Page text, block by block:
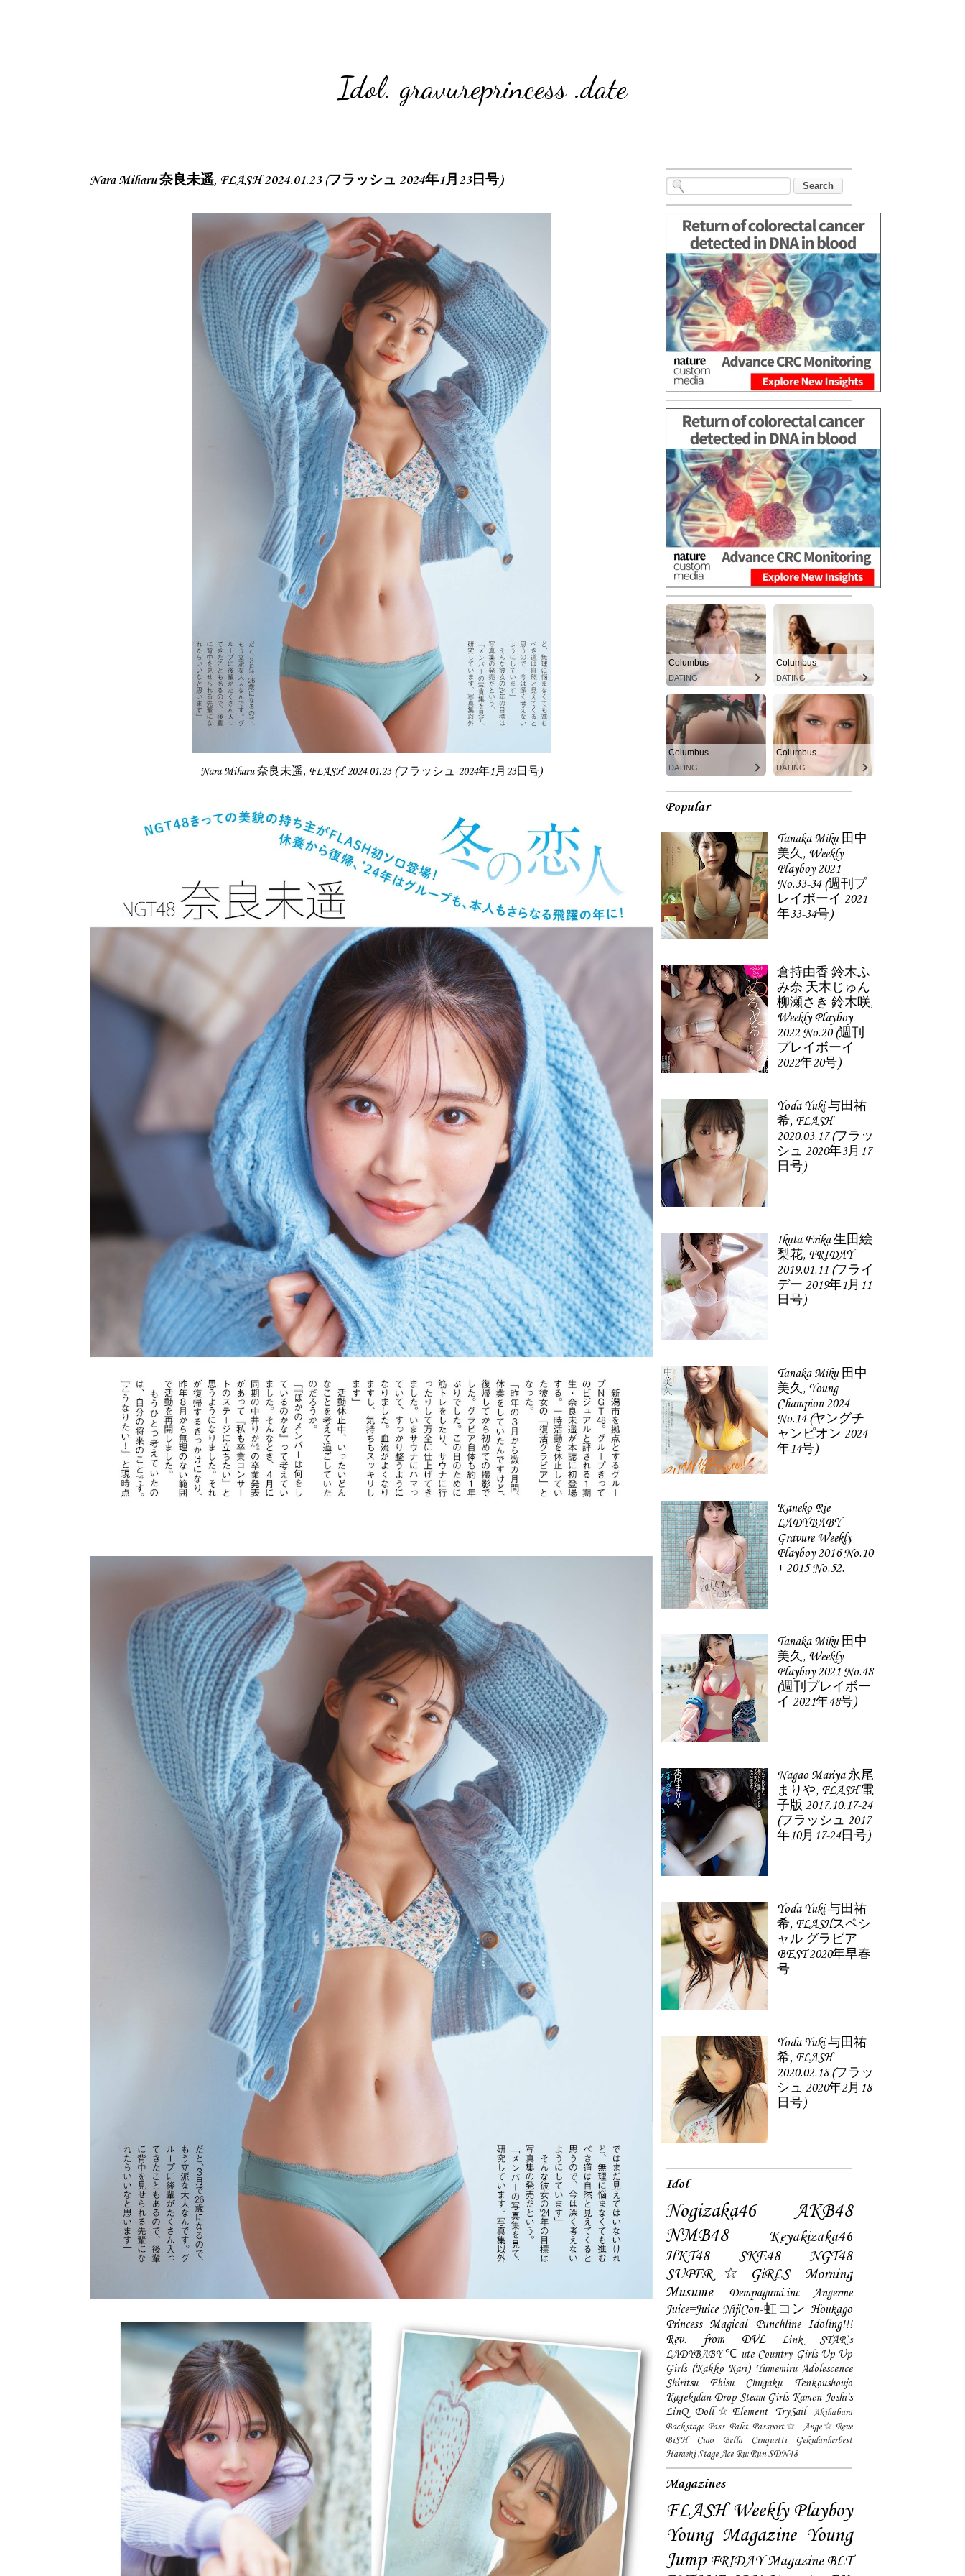
Idol. gravureprincess .date
Nara Miharu 奈良未遥, FLASH 2024.01.23 (フラッシュ 2024年1月23日号)
Nara Miharu 奈良未遥, FLASH 2024.01.23 (フラッシュ 2024年1月23日号)
Columbus
DATING
Columbus
DATING
Columbus
DATING
Columbus
DATING
Popular
Tanaka Miku 田中
美久, Weekly
Playboy 2021
No.33-34 (週刊プ
レイボーイ 2021
年33-34号)
倉持由香 鈴木ふ
み奈 天木じゅん
柳瀬さき 鈴木咲,
Weekly Playboy
2022 No.20 (週刊
プレイボーイ
2022年20号)
Yoda Yuki 与田祐
希, FLASH
2020.03.17 (フラッ
シュ 2020年3月17
日号)
Ikuta Erika 生田絵
梨花, FRIDAY
2019.01.11 (フライ
デー 2019年1月11
日号)
Tanaka Miku 田中
美久, Young
Champion 2024
No.14 (ヤングチ
ャンピオン 2024
年14号)
Kaneko Rie
LADYBABY
Gravure Weekly
Playboy 2016 No.10
+ 2015 No.52.
Tanaka Miku 田中
美久, Weekly
Playboy 2021 No.48
(週刊プレイボー
イ 2021年48号)
Nagao Mariya 永尾
まりや, FLASH 電
子版 2017.10.17-24
(フラッシュ 2017
年10月17-24日号)
Yoda Yuki 与田祐
希, FLASHスペシ
ャル グラビア
BEST 2020年早春
号
Yoda Yuki 与田祐
希, FLASH
2020.02.18 (フラッ
シュ 2020年2月18
日号)
Idol
Nogizaka46
AKB48
NMB48
Keyakizaka46
HKT48
SKE48
NGT48
SUPER☆GiRLS
Morning
Musume
Dempagumi.inc
Angerme
Juice=Juice NijiCon-虹コン Houkago
Princess Magical Punchline Idoling!!!
Rev. from DVL
Link STAR`s
LADYBABY ℃-ute Country Girls Up Up
Girls (Kakko Kari) Yumemiru Adolescence
Shiritsu Ebisu Chugaku
Tenkoushoujo
Kagekidan Drop Steam Girls Kamen Joshi's
LinQ Doll☆Element TrySail
Akihabara
Backstage Pass Palet Passport☆
Ange☆Reve
BiSH
Ciao Bella Cinquetti
Gekidanherbest
Haraeki Stage Ace Ru:Run SDN48
Magazines
FLASH Weekly Playboy
Young Magazine Young
Jump FRIDAY Magazine BLT